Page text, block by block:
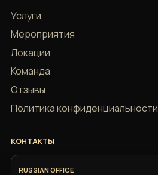
Услуги
Мероприятия
Локации
Команда
Отзывы
Политика конфиденциальности
КОНТАКТЫ
RUSSIAN OFFICE